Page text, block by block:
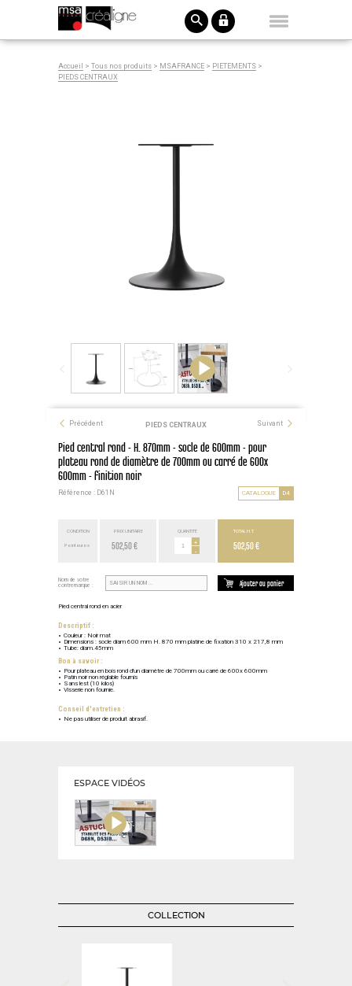
Accueil > Tous nos produits > MSAFRANCE > PIETEMENTS >
PIEDS CENTRAUX
Précédent PIEDS CENTRAUX Suivant
Pied central rond - H. 870mm - socle de 600mm - pour
plateau rond de diamètre de 700mm ou carré de 600x
600mm - finition noir
Référence : D61N CATALOGUE D4
CONDITION
Point euros
PRIX UNITAIRE
502,50 €
QUANTITÉ
+
-
TOTAL H.T.
502,50 €
Nom de votre
contremarque :
Ajouter au panier
Pied central rond en acier
Descriptif :
Couleur : Noir mat
Dimensions : socle diam 600 mm H. 870 mm platine de fixation 310 x 217,8 mm
Tube: diam.45mm
Bon à savoir :
Pour plateau en bois rond d'un diamètre de 700mm ou carré de 600x 600mm
Patin noir non réglable fournis
Sans lest (10 kilos)
Visserie non fournie.
Conseil d'entretien :
Ne pas utiliser de produit abrasif.
ESPACE VIDÉOS
COLLECTION